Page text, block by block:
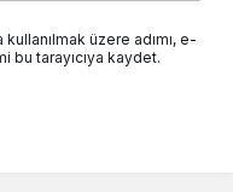
üzere adımı, e-
tarayıcıya kaydet.